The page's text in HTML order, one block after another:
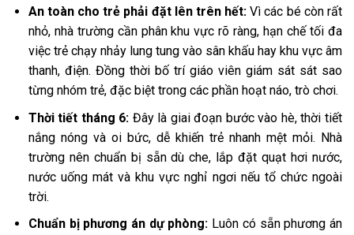
An toàn cho trẻ phải đặt lên trên hết: Vì các bé còn rất
nhỏ, nhà trường cần phân khu vực rõ ràng, hạn chế tối đa
việc trẻ chạy nhảy lung tung vào sân khấu hay khu vực âm
thanh, điện. Đồng thời bố trí giáo viên giám sát sát sao
từng nhóm trẻ, đặc biệt trong các phần hoạt náo, trò chơi.
Thời tiết tháng 6: Đây là giai đoạn bước vào hè, thời tiết
nắng nóng và oi bức, dễ khiến trẻ nhanh mệt mỏi. Nhà
trường nên chuẩn bị sẵn dù che, lắp đặt quạt hơi nước,
nước uống mát và khu vực nghỉ ngơi nếu tổ chức ngoài
trời.
Chuẩn bị phương án dự phòng: Luôn có sẵn phương án